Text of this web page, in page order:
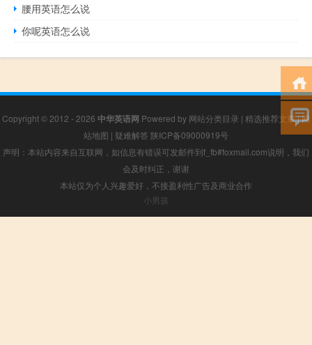
腰用英语怎么说
你呢英语怎么说
Copyright © 2012 - 2026 中华英语网 Powered by 网站分类目录 | 精选推荐文章|网
站地图 | 疑难解答 陕ICP备09000919号
声明：本站内容来自互联网，如信息有错误可发邮件到f_fb#foxmail.com说明，我们
会及时纠正，谢谢
本站仅为个人兴趣爱好，不接盈利性广告及商业合作
小男孩